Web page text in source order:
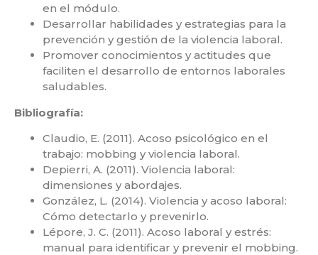
en el módulo.
Desarrollar habilidades y estrategias para la
prevención y gestión de la violencia laboral.
Promover conocimientos y actitudes que
faciliten el desarrollo de entornos laborales
saludables.
Bibliografía:
Claudio, E. (2011). Acoso psicológico en el
trabajo: mobbing y violencia laboral.
Depierri, A. (2011). Violencia laboral:
dimensiones y abordajes.
González, L. (2014). Violencia y acoso laboral:
Cómo detectarlo y prevenirlo.
Lépore, J. C. (2011). Acoso laboral y estrés:
manual para identificar y prevenir el mobbing.